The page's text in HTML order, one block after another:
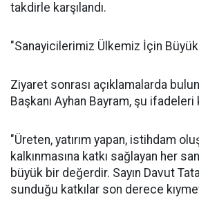
takdirle karşılandı.
"Sanayicilerimiz Ülkemiz İçin
Ziyaret sonrası açıklamalarda
Başkanı Ayhan Bayram, şu ifadeleri
"Üreten, yatırım yapan, istihdam
kalkınmasına katkı sağlayan her
büyük bir değerdir. Sayın Davut
sunduğu katkılar son derece